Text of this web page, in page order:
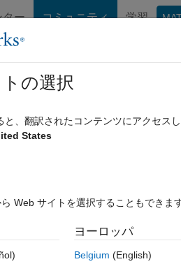
ター コミュニティ 学習
閲覧 MATLAB に関する FAQ
a 3D Array
の選択
と、翻訳されたコンテンツにアクセス
States
Web サイトを選択することもできます
ヨーロッパ
Belgium (English)